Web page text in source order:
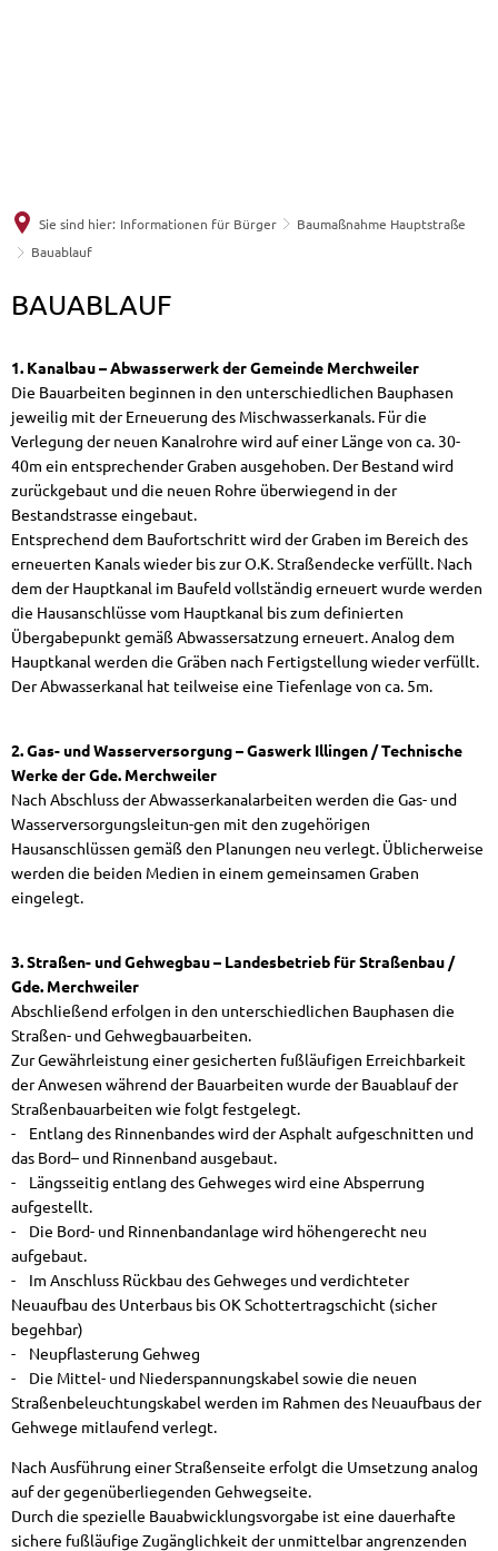
Ausschreibungen
Stellenausschreibungen
Impressum, Datenschutz, Barrierefreiheit
Formulare
Online Dienstleistungen
was erledige ich wo
Standesamt
Meldewesen (Pass/Personalausweis)
Verlust- und Fundsachen/Fundtiere
Vorsorgekonzept Hochwasser
Bauen in Merchweiler
Ver- und Entsorgung
KITA Wemmetsweiler 06.12.23
Lärmaktionsplanung
Städtepartnerschaft
Vereine
Unterkünfte
Sehenswertes in der Gemeinde
Sport und Freizeit
Erholen & Wandern
Tourismus- und Kulturzentrale des
Gewerbevereine
Gewerbeverzeichnis
Post, Banken und Sparkassen
Ausschreibungen
Vergaben / Beauftragungen
geförderte Projekte
Kinder & Jugend
Jugendtreff Splash
Kinder und Jugend - was läuft
Jugendserver Saar (externer Link)
Kindertagesstätten, Kindergärten
Schulen und Betreuung
Kinderspielplätze
Kinder und Jugendplaner 2026
Sie sind hier: Informationen für Bürger
Baumaßnahme Hauptstraße
Bauablauf
Bauablauf
BAUABLAUF
1. Kanalbau – Abwasserwerk der Gemeinde Merchweiler
Die Bauarbeiten beginnen in den unterschiedlichen Bauphasen
jeweilig mit der Erneuerung des Mischwasserkanals. Für die
Verlegung der neuen Kanalrohre wird auf einer Länge von ca. 30-
40m ein entsprechender Graben ausgehoben. Der Bestand wird
zurückgebaut und die neuen Rohre überwiegend in der
Bestandstrasse eingebaut.
Entsprechend dem Baufortschritt wird der Graben im Bereich des
erneuerten Kanals wieder bis zur O.K. Straßendecke verfüllt. Nach
dem der Hauptkanal im Baufeld vollständig erneuert wurde werden
die Hausanschlüsse vom Hauptkanal bis zum definierten
Übergabepunkt gemäß Abwassersatzung erneuert. Analog dem
Hauptkanal werden die Gräben nach Fertigstellung wieder verfüllt.
Der Abwasserkanal hat teilweise eine Tiefenlage von ca. 5m.
2. Gas- und Wasserversorgung – Gaswerk Illingen / Technische
Werke der Gde. Merchweiler
Nach Abschluss der Abwasserkanalarbeiten werden die Gas- und
Wasserversorgungsleitun-gen mit den zugehörigen
Hausanschlüssen gemäß den Planungen neu verlegt. Üblicherweise
werden die beiden Medien in einem gemeinsamen Graben
eingelegt.
3. Straßen- und Gehwegbau – Landesbetrieb für Straßenbau /
Gde. Merchweiler
Abschließend erfolgen in den unterschiedlichen Bauphasen die
Straßen- und Gehwegbauarbeiten.
Zur Gewährleistung einer gesicherten fußläufigen Erreichbarkeit
der Anwesen während der Bauarbeiten wurde der Bauablauf der
Straßenbauarbeiten wie folgt festgelegt.
- Entlang des Rinnenbandes wird der Asphalt aufgeschnitten und
das Bord– und Rinnenband ausgebaut.
- Längsseitig entlang des Gehweges wird eine Absperrung
aufgestellt.
- Die Bord- und Rinnenbandanlage wird höhengerecht neu
aufgebaut.
- Im Anschluss Rückbau des Gehweges und verdichteter
Neuaufbau des Unterbaus bis OK Schottertragschicht (sicher
begehbar)
- Neupflasterung Gehweg
- Die Mittel- und Niederspannungskabel sowie die neuen
Straßenbeleuchtungskabel werden im Rahmen des Neuaufbaus der
Gehwege mitlaufend verlegt.
Nach Ausführung einer Straßenseite erfolgt die Umsetzung analog
auf der gegenüberliegenden Gehwegseite.
Durch die spezielle Bauabwicklungsvorgabe ist eine dauerhafte
sichere fußläufige Zugänglichkeit der unmittelbar angrenzenden